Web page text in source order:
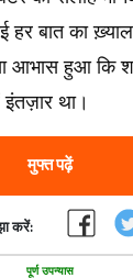
हर बात का
आभास हुआ कि
था।
मुफ्त पढ़ें
करें:
पूर्ण उपन्यास